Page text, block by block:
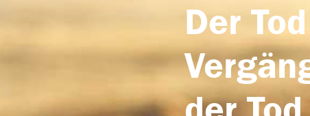
Der